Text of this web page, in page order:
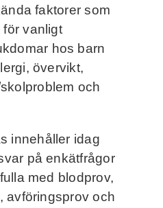
faktorer som
för vanligt
hos barn
övervikt,
och
innehåller idag
på enkätfrågor
med blodprov,
avföringsprov och